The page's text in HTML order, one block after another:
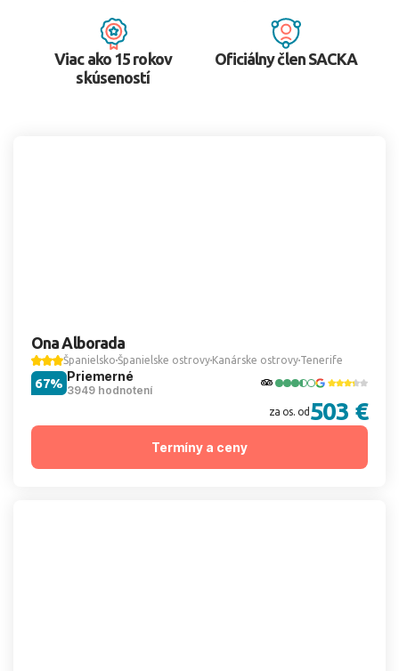
Viac ako 15 rokov
skúseností
Oficiálny člen SACKA
Ona Alborada
Španielsko Španielske ostrovy Kanárske ostrovy Tenerife
Priemerné
3949 hodnotení
67%
za os. od 503 €
Termíny a ceny